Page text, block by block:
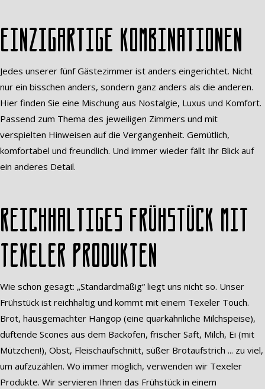
Einzigartige Kombinationen
Jedes unserer fünf Gästezimmer ist anders eingerichtet. Nicht
nur ein bisschen anders, sondern ganz anders als die anderen.
Hier finden Sie eine Mischung aus Nostalgie, Luxus und Komfort.
Passend zum Thema des jeweiligen Zimmers und mit
verspielten Hinweisen auf die Vergangenheit. Gemütlich,
komfortabel und freundlich. Und immer wieder fällt Ihr Blick auf
ein anderes Detail.
Reichhaltiges Frühstück mit
Texeler Produkten
Wie schon gesagt: „Standardmäßig“ liegt uns nicht so. Unser
Frühstück ist reichhaltig und kommt mit einem Texeler Touch.
Brot, hausgemachter Hangop (eine quarkähnliche Milchspeise),
duftende Scones aus dem Backofen, frischer Saft, Milch, Ei (mit
Mützchen!), Obst, Fleischaufschnitt, süßer Brotaufstrich ... zu viel,
um aufzuzählen. Wo immer möglich, verwenden wir Texeler
Produkte. Wir servieren Ihnen das Frühstück in einem